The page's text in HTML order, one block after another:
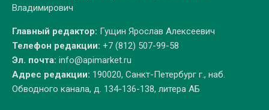
Владимирович
Главный редактор: Гущин Ярослав Алексеевич
Телефон редакции: +7 (812) 507-99-58
Эл. почта: info@apimarket.ru
Адрес редакции: 190020, Санкт-Петербург г., наб.
Обводного канала, д. 134-136-138, литера АБ